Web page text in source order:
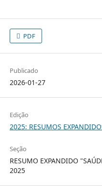
PDF
Publicado
2026-01-27
Edição
2025: RESUMOS
Seção
RESUMO EXPANDIDO
2025